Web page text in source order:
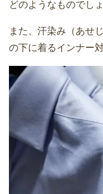
どのようなものでし
また、汗染み（あせ
の下に着るインナー